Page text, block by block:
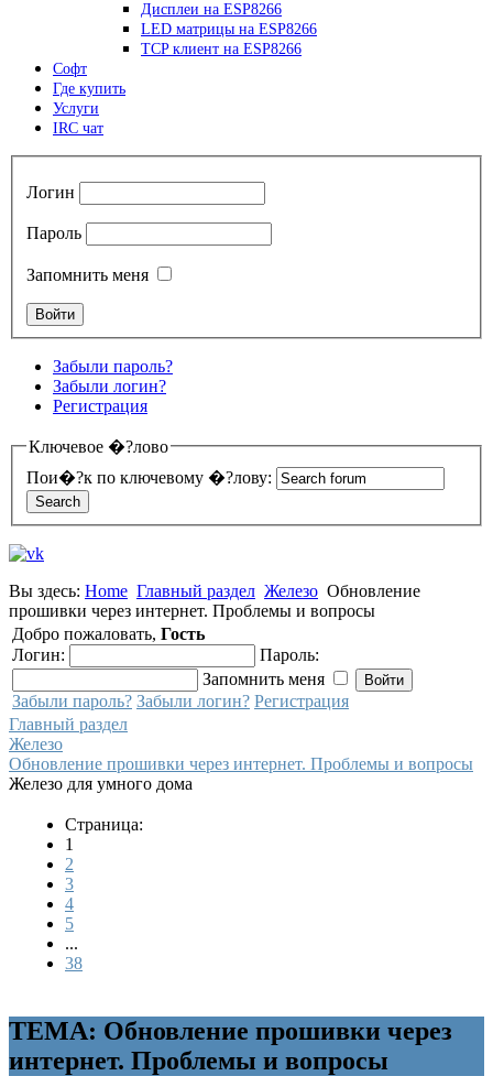
Дисплеи на ESP8266
LED матрицы на ESP8266
TCP клиент на ESP8266
Софт
Где купить
Услуги
IRC чат
Логин
Пароль
Запомнить меня
Забыли пароль?
Забыли логин?
Регистрация
Ключевое �?лово
Пои�?к по ключевому �?лову:
Вы здесь: Home Главный раздел Железо Обновление
прошивки через интернет. Проблемы и вопросы
Добро пожаловать, Гость
Логин:
Пароль:
Запомнить меня
Забыли пароль? Забыли логин? Регистрация
Главный раздел
Железо
Обновление прошивки через интернет. Проблемы и вопросы
Железо для умного дома
Страница:
1
2
3
4
5
...
38
ТЕМА: Обновление прошивки через
интернет. Проблемы и вопросы